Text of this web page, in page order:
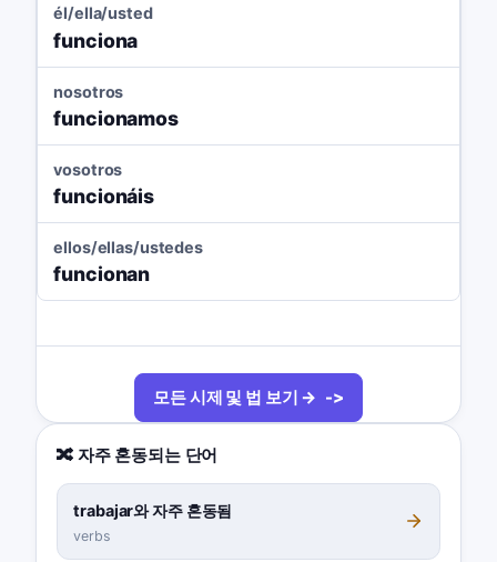
él/ella/usted
funciona
nosotros
funcionamos
vosotros
funcionáis
ellos/ellas/ustedes
funcionan
모든 시제 및 법 보기 →
🔀 자주 혼동되는 단어
trabajar와 자주 혼동됨
verbs